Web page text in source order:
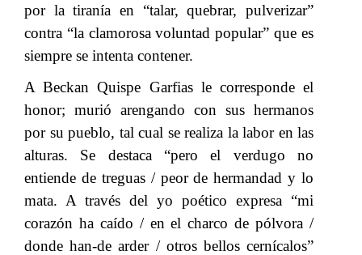
por la tiranía en “talar, quebrar, pulverizar”
contra “la clamorosa voluntad popular” que es
siempre se intenta contener.​​
A Beckan Quispe Garfias le corresponde el
honor; murió arengando con sus hermanos
por su pueblo, tal cual se realiza la labor en las
alturas. Se destaca “pero el verdugo no
entiende de treguas / peor de hermandad y lo
mata. A través del yo poético expresa “mi
corazón ha caído / en el charco de pólvora /
donde han-de arder / otros bellos cernícalos”